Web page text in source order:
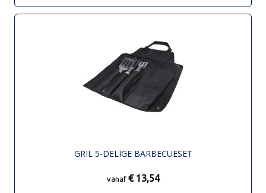
GRIL 5-DELIGE BARBECUESET
vanaf € 13,54